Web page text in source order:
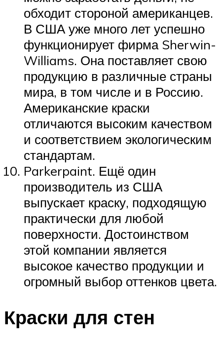
обходит стороной американцев.
В США уже много лет успешно
функционирует фирма Sherwin-
Williams. Она поставляет свою
продукцию в различные страны
мира, в том числе и в Россию.
Американские краски
отличаются высоким качеством
и соответствием экологическим
стандартам.
Parkerpaint. Ещё один
производитель из США
выпускает краску, подходящую
практически для любой
поверхности. Достоинством
этой компании является
высокое качество продукции и
огромный выбор оттенков цвета.
Краски для стен